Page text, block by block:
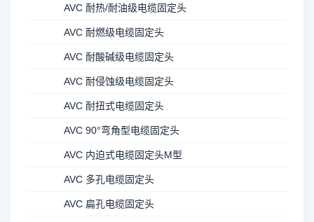
AVC 耐热/耐油级电缆固定头
AVC 耐燃级电缆固定头
AVC 耐酸碱级电缆固定头
AVC 耐侵蚀级电缆固定头
AVC 耐扭式电缆固定头
AVC 90°弯角型电缆固定头
AVC 内迫式电缆固定头M型
AVC 多孔电缆固定头
AVC 扁孔电缆固定头